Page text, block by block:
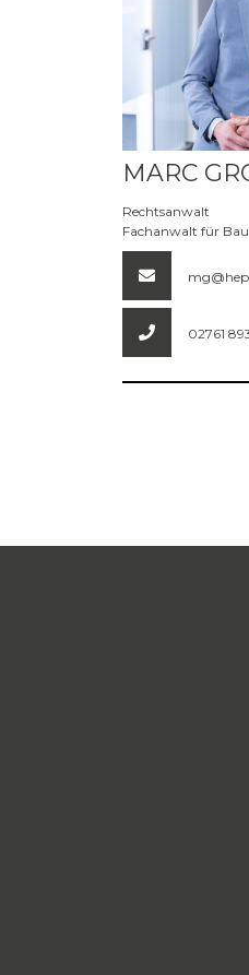
MARC
Rechtsanwalt
Fachanwalt für
02761